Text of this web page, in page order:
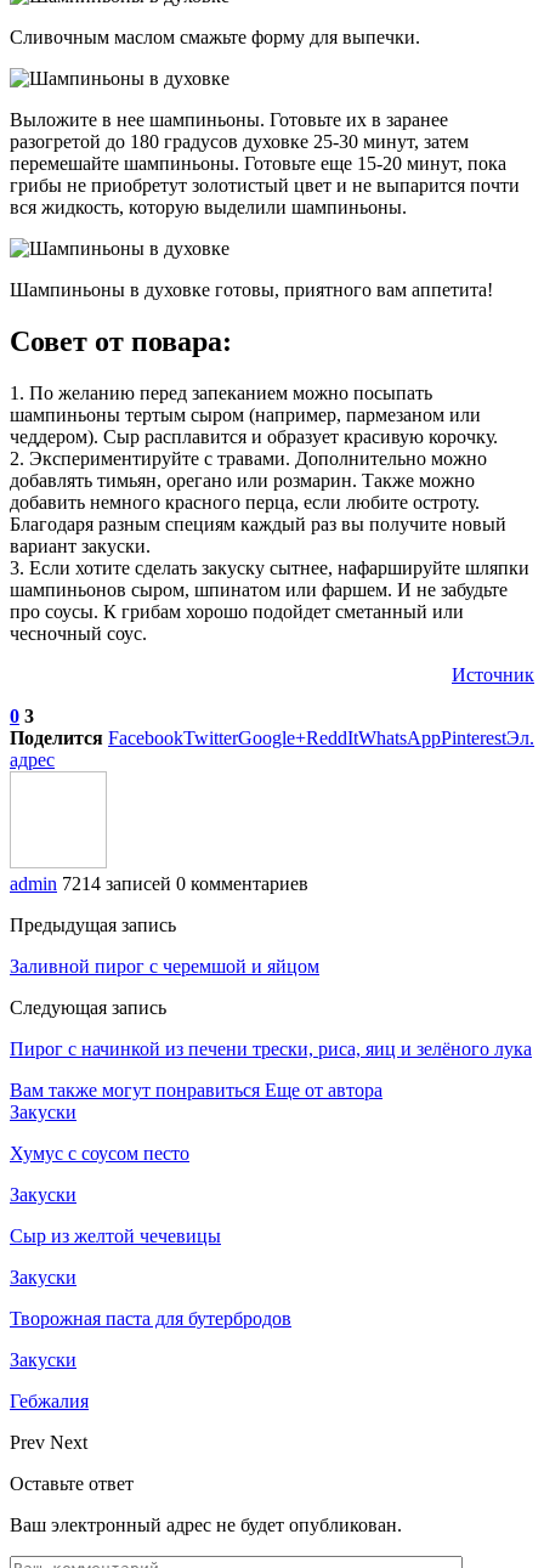
Сливочным маслом смажьте форму для выпечки.
Выложите в нее шампиньоны. Готовьте их в заранее
разогретой до 180 градусов духовке 25-30 минут, затем
перемешайте шампиньоны. Готовьте еще 15-20 минут, пока
грибы не приобретут золотистый цвет и не выпарится почти
вся жидкость, которую выделили шампиньоны.
Шампиньоны в духовке готовы, приятного вам аппетита!
Совет от повара:
1. По желанию перед запеканием можно посыпать
шампиньоны тертым сыром (например, пармезаном или
чеддером). Сыр расплавится и образует красивую корочку.
2. Экспериментируйте с травами. Дополнительно можно
добавлять тимьян, орегано или розмарин. Также можно
добавить немного красного перца, если любите остроту.
Благодаря разным специям каждый раз вы получите новый
вариант закуски.
3. Если хотите сделать закуску сытнее, нафаршируйте шляпки
шампиньонов сыром, шпинатом или фаршем. И не забудьте
про соусы. К грибам хорошо подойдет сметанный или
чесночный соус.
Источник
0 3
Поделится FacebookTwitterGoogle+ReddItWhatsAppPinterestЭл.
адрес
admin 7214 записей 0 комментариев
Предыдущая запись
Заливной пирог с черемшой и яйцом
Следующая запись
Пирог с начинкой из печени трески, риса, яиц и зелёного лука
Вам также могут понравиться Еще от автора
Закуски
Хумус с соусом песто
Закуски
Сыр из желтой чечевицы
Закуски
Творожная паста для бутербродов
Закуски
Гебжалия
Prev Next
Оставьте ответ
Ваш электронный адрес не будет опубликован.